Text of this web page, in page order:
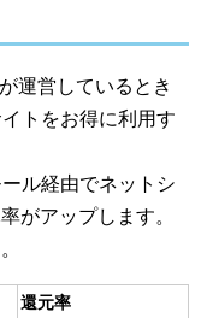
運営しているとき
トをお得に利用す
ル経由でネットシ
がアップします。
還元率